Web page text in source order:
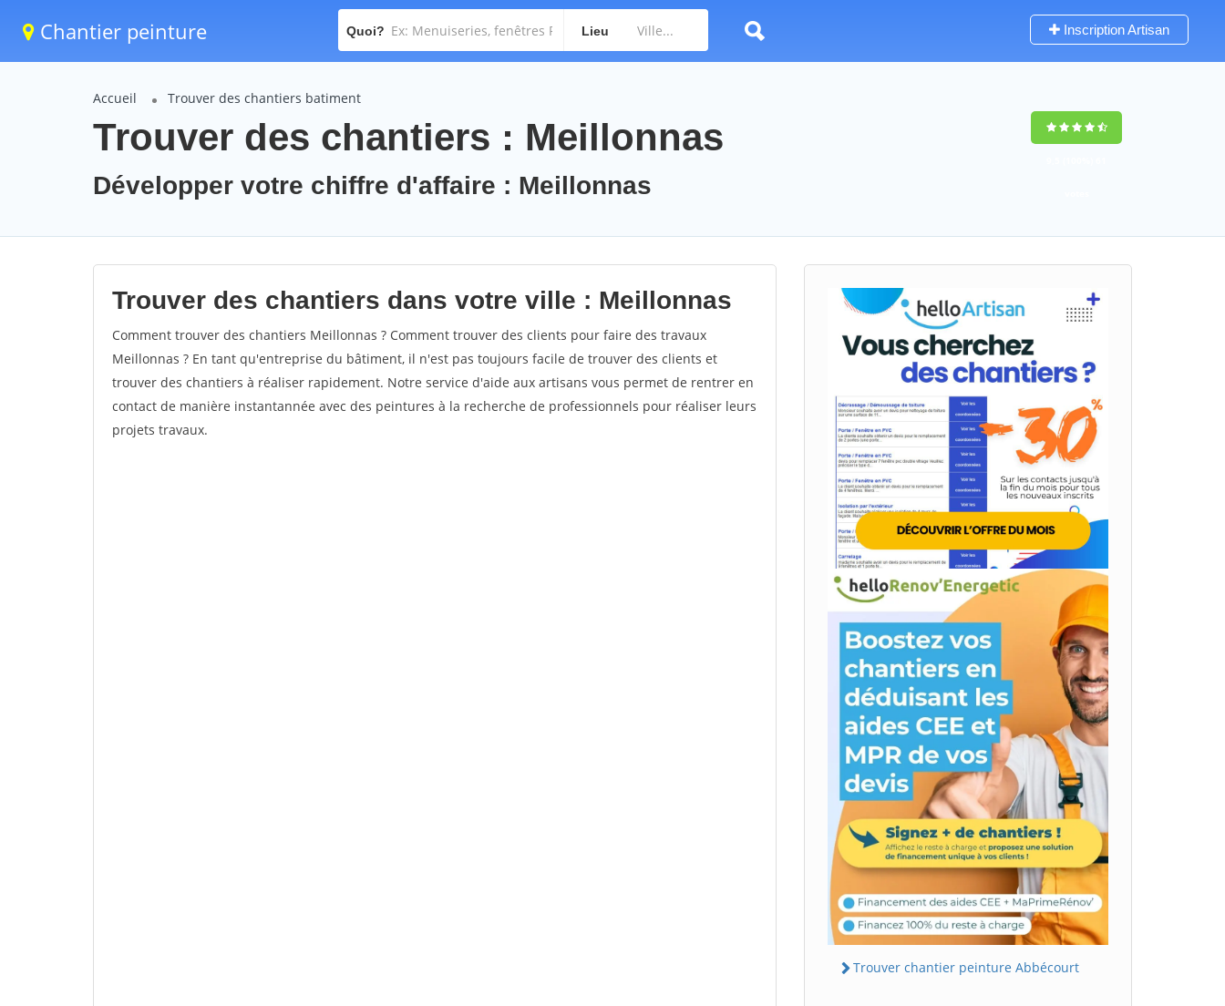
Chantier peinture Quoi? Lieu Inscription Artisan
Accueil Trouver des chantiers batiment
Trouver des chantiers : Meillonnas
Développer votre chiffre d'affaire : Meillonnas
Trouver des chantiers dans votre ville : Meillonnas
Comment trouver des chantiers Meillonnas ? Comment trouver des clients pour faire des travaux
Meillonnas ? En tant qu'entreprise du bâtiment, il n'est pas toujours facile de trouver des clients et
trouver des chantiers à réaliser rapidement. Notre service d'aide aux artisans vous permet de rentrer en
contact de manière instantannée avec des peintures à la recherche de professionnels pour réaliser leurs
projets travaux.
Trouver chantier peinture Abbécourt